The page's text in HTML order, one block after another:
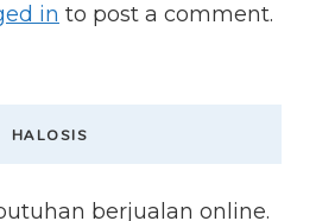
in to post a comment.
HALOSIS
berjualan online.